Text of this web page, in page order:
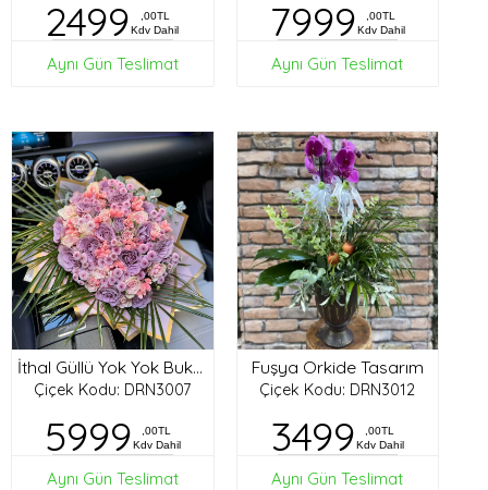
2499
,00TL
Kdv Dahil
Aynı Gün Teslimat
7999
,00TL
Kdv Dahil
Aynı Gün Teslimat
İthal Güllü Yok Yok Buket
Çiçek Kodu: DRN3007
5999
,00TL
Kdv Dahil
Aynı Gün Teslimat
Fuşya Orkide Tasarım
Çiçek Kodu: DRN3012
3499
,00TL
Kdv Dahil
Aynı Gün Teslimat